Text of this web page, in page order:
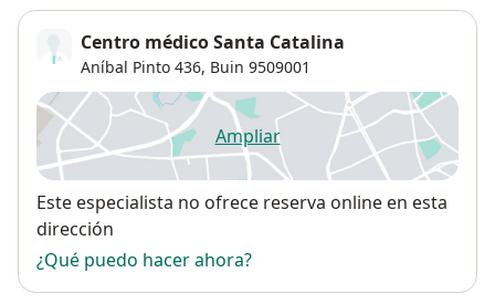
Centro médico Santa Catalina
Aníbal Pinto 436, Buin 9509001
Ampliarse abre en una nueva
Disponibilidad
Este especialista no ofrece reserva online en esta
dirección
¿Qué puedo hacer ahora?